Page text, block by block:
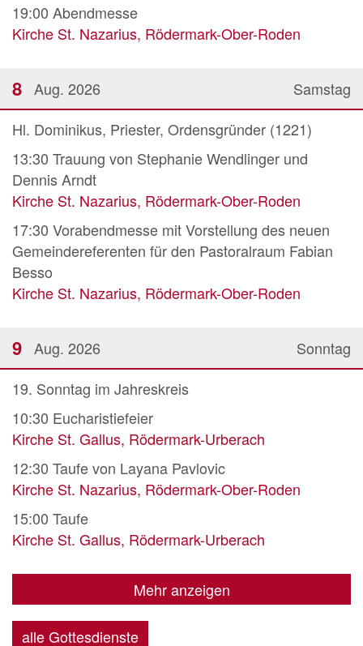
19:00 Abendmesse
Kirche St. Nazarius, Rödermark-Ober-Roden
Samstag
8 Aug. 2026
Hl. Dominikus, Priester, Ordensgründer (1221)
13:30 Trauung von Stephanie Wendlinger und
Dennis Arndt
Kirche St. Nazarius, Rödermark-Ober-Roden
17:30 Vorabendmesse mit Vorstellung des neuen
Gemeindereferenten für den Pastoralraum Fabian
Besso
Kirche St. Nazarius, Rödermark-Ober-Roden
Sonntag
9 Aug. 2026
19. Sonntag im Jahreskreis
10:30 Eucharistiefeier
Kirche St. Gallus, Rödermark-Urberach
12:30 Taufe von Layana Pavlovic
Kirche St. Nazarius, Rödermark-Ober-Roden
15:00 Taufe
Kirche St. Gallus, Rödermark-Urberach
Mehr anzeigen
alle Gottesdienste